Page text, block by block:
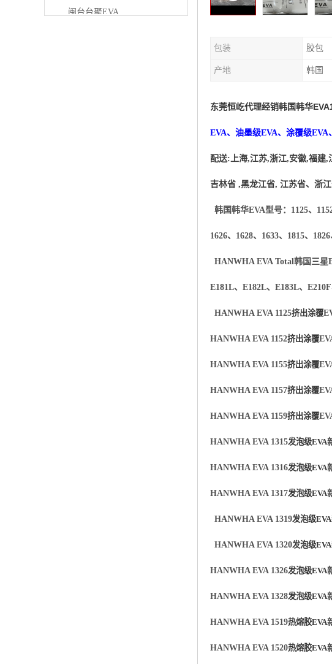
闽台台聚EVA
包装 胶包
产地 韩国
东莞恒屹代理经销韩国韩华
EVA、油墨级EVA、涂覆级
配送:上海,江苏,浙江,安徽,福建,
吉林省 ,黑龙江省, 江苏省、浙
韩国韩华EVA型号：1125、
1626、1628、1633、1815、
HANWHA EVA Total韩国三星
E181L、 E182L、 E183L、 E210F
HANWHA EVA 1125挤出涂覆
HANWHA EVA 1152挤出涂覆
HANWHA EVA 1155挤出涂覆
HANWHA EVA 1157挤出涂覆
HANWHA EVA 1159挤出涂覆
HANWHA EVA 1315发泡级EVA
HANWHA EVA 1316发泡级EVA
HANWHA EVA 1317发泡级EVA
HANWHA EVA 1319发泡级EVA
HANWHA EVA 1320发泡级EVA
HANWHA EVA 1326发泡级EVA
HANWHA EVA 1328发泡级EVA
HANWHA EVA 1519热熔胶EVA
HANWHA EVA 1520热熔胶EVA